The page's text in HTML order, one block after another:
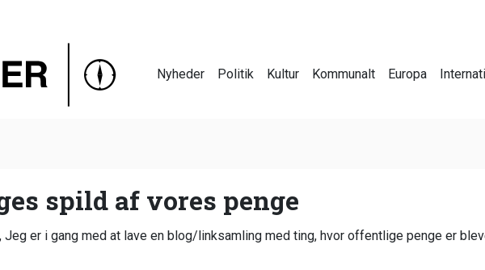
Nyheder Politik Kultur Kommunalt Europa
spild af vores penge
Jeg er i gang med at lave en blog/linksamling med ting, hvor offentlige penge er